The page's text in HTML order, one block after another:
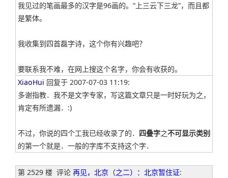
我见过的笔画最多的汉字是96画的。“上三云下三龙”，而且都
是繁体。
我收集到四首磊字诗，这个你有兴趣吧？
要联系我不难，在网上搜这个名字，你会有收获的。
XiaoHui 回复于 2007-07-03 11:19:
多谢指教．我不是文字专家，写这篇文章只是一时好玩为之，
肯定有所遗漏．:)
不过，你说的四个工我已经收录了的． 四叠字之不可显示类别
的第一个就是．一般的字库不支持这个字．
第 2529 楼 评论 再见，北京（之二）：北京暂住证: